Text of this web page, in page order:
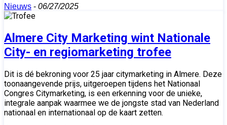
Nieuws - 06/27/2025
Almere City Marketing wint Nationale
City- en regiomarketing trofee
Dit is dé bekroning voor 25 jaar citymarketing in Almere. Deze
toonaangevende prijs, uitgeroepen tijdens het Nationaal
Congres Citymarketing, is een erkenning voor de unieke,
integrale aanpak waarmee we de jongste stad van Nederland
nationaal en internationaal op de kaart zetten.